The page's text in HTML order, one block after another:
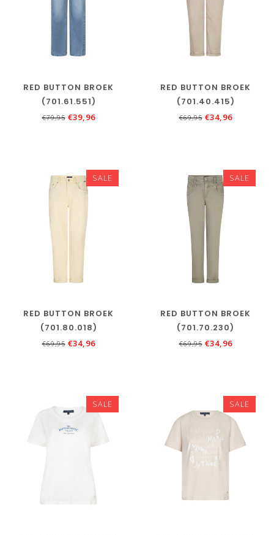
RED BUTTON BROEK
(701.61.551)
€79,95 €39,96
RED BUTTON BROEK
(701.40.415)
€69,95 €34,96
SALE
RED BUTTON BROEK
(701.80.018)
€69,95 €34,96
SALE
RED BUTTON BROEK
(701.70.230)
€69,95 €34,96
SALE SALE